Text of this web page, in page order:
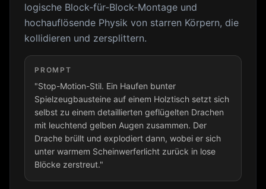
logische Block-für-Block-Montage und
hochauflösende Physik von starren Körpern, die
kollidieren und zersplittern.
PROMPT
"Stop-Motion-Stil. Ein Haufen bunter
Spielzeugbausteine auf einem Holztisch setzt sich
selbst zu einem detaillierten geflügelten Drachen
mit leuchtend gelben Augen zusammen. Der
Drache brüllt und explodiert dann, wobei er sich
unter warmem Scheinwerferlicht zurück in lose
Blöcke zerstreut."